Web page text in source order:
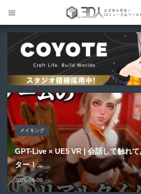
メイキング
GPT-Live × UE5 VR | 会話して触れ
ター！...
2026-08-09
Blender アドオン
HairStyler | Blender向けヘアー作成
場！
2026-08-09
Blender アドオン
Buldozer | Blender向けリトポロジー
ン！
2026-08-09
Maya プラグイン
Gizmify Media Plane 2 | MP4・AVI
2026-08-08
Unreal Engine アセット
Material Parameter Manager |
2026-08-07
サイト